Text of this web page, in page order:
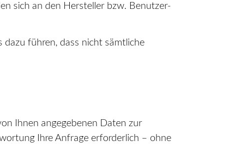
sich an den Hersteller bzw. Benutzer-
dazu führen, dass nicht sämtliche
Ihnen angegebenen Daten zur
Ihre Anfrage erforderlich – ohne